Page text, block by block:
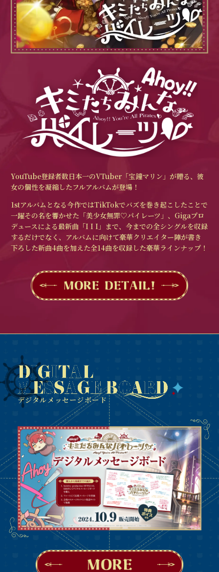
YouTube登録者数日本一のVTuber「宝鐘マリン」が贈る、彼
女の個性を凝縮したフルアルバムが登場！
1stアルバムとなる今作ではTikTokでバズを巻き起こしたことで
⼀躍その名を響かせた「美少⼥無罪♡パイレーツ」、Gigaプロ
デュースによる最新曲「I I I」まで、今までの全シングルを収録
するだけでなく、アルバムに向けて豪華クリエイター陣が書き
下ろした新曲4曲を加えた全14曲を収録した豪華ラインナップ！
デジタルメッセージボード